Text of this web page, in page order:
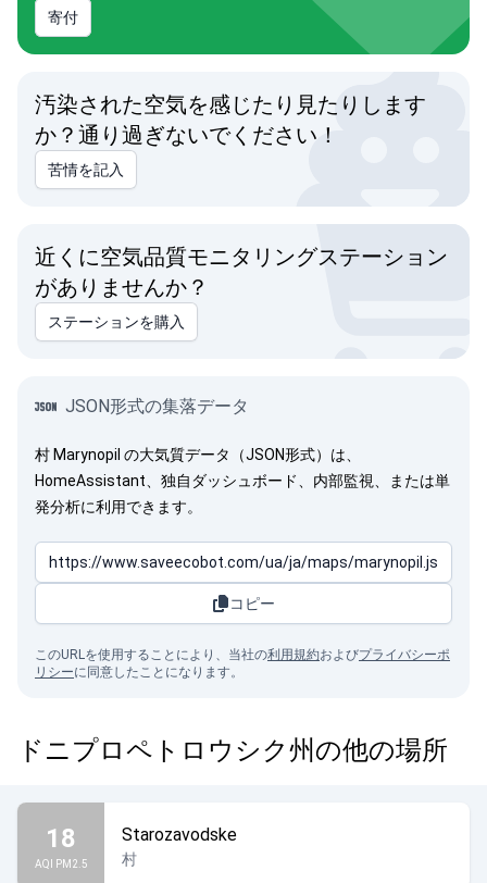
寄付
汚染された空気を感じたり見たりします
か？通り過ぎないでください！
苦情を記入
近くに空気品質モニタリングステーション
がありませんか？
ステーションを購入
JSON形式の集落データ
村 Marynopil の大気質データ（JSON形式）は、
HomeAssistant、独自ダッシュボード、内部監視、または単
発分析に利用できます。
コピー
このURLを使用することにより、当社の利用規約およびプライバシーポ
リシーに同意したことになります。
ドニプロペトロウシク州の他の場所
18
AQI PM2.5
Starozavodske
村